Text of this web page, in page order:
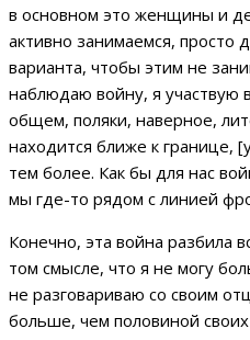
в основном это женщины и
активно занимаемся, просто
варианта, чтобы этим не
наблюдаю войну, я участвую
общем, поляки, наверное,
находится ближе к границе,
тем более. Как бы для нас
мы где-то рядом с линией
Конечно, эта война разбила
том смысле, что я не могу
не разговариваю со своим
больше, чем половиной